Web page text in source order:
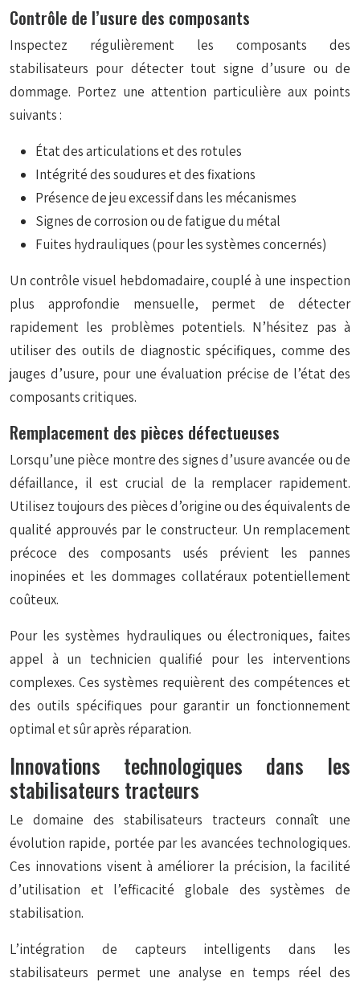
Contrôle de l’usure des composants
Inspectez régulièrement les composants des
stabilisateurs pour détecter tout signe d’usure ou de
dommage. Portez une attention particulière aux points
suivants :
État des articulations et des rotules
Intégrité des soudures et des fixations
Présence de jeu excessif dans les mécanismes
Signes de corrosion ou de fatigue du métal
Fuites hydrauliques (pour les systèmes concernés)
Un contrôle visuel hebdomadaire, couplé à une inspection
plus approfondie mensuelle, permet de détecter
rapidement les problèmes potentiels. N’hésitez pas à
utiliser des outils de diagnostic spécifiques, comme des
jauges d’usure, pour une évaluation précise de l’état des
composants critiques.
Remplacement des pièces défectueuses
Lorsqu’une pièce montre des signes d’usure avancée ou de
défaillance, il est crucial de la remplacer rapidement.
Utilisez toujours des pièces d’origine ou des équivalents de
qualité approuvés par le constructeur. Un remplacement
précoce des composants usés prévient les pannes
inopinées et les dommages collatéraux potentiellement
coûteux.
Pour les systèmes hydrauliques ou électroniques, faites
appel à un technicien qualifié pour les interventions
complexes. Ces systèmes requièrent des compétences et
des outils spécifiques pour garantir un fonctionnement
optimal et sûr après réparation.
Innovations technologiques dans les
stabilisateurs tracteurs
Le domaine des stabilisateurs tracteurs connaît une
évolution rapide, portée par les avancées technologiques.
Ces innovations visent à améliorer la précision, la facilité
d’utilisation et l’efficacité globale des systèmes de
stabilisation.
L’intégration de capteurs intelligentsdans les
stabilisateurs permet une analyse en temps réel des